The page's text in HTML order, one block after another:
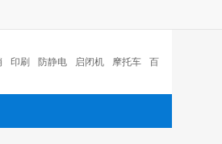
防静电 启闭机 摩托车 百福 咏
扑克 广州